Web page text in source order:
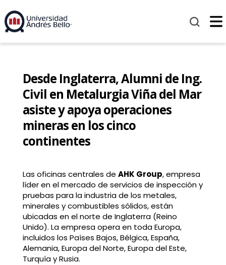
Desde Inglaterra, Alumni de Ing.
Civil en Metalurgia Viña del Mar
asiste y apoya operaciones
mineras en los cinco
continentes
Las oficinas centrales de AHK Group, empresa
líder en el mercado de servicios de inspección y
pruebas para la industria de los metales,
minerales y combustibles sólidos, están
ubicadas en el norte de Inglaterra (Reino
Unido). La empresa opera en toda Europa,
incluidos los Países Bajos, Bélgica, España,
Alemania, Europa del Norte, Europa del Este,
Turquía y Rusia.